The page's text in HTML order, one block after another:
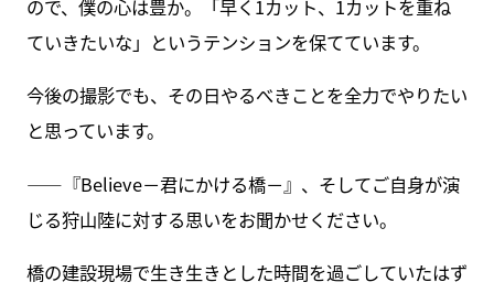
ので、僕の心は豊か。「早く1カット、1カットを重ね
ていきたいな」というテンションを保てています。
今後の撮影でも、その日やるべきことを全力でやりたい
と思っています。
――『Believe－君にかける橋－』、そしてご自身が演
じる狩山陸に対する思いをお聞かせください。
橋の建設現場で生き生きとした時間を過ごしていたはず